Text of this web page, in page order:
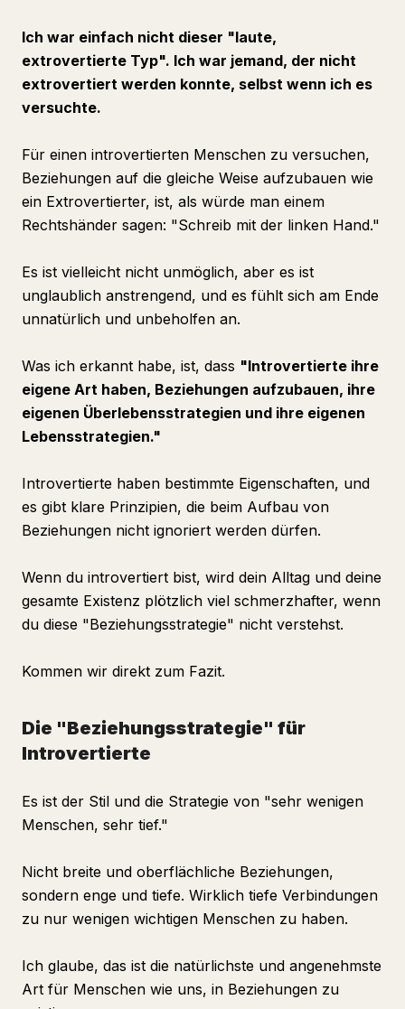
Ich war einfach nicht dieser "laute,
extrovertierte Typ". Ich war jemand, der nicht
extrovertiert werden konnte, selbst wenn ich es
versuchte.
Für einen introvertierten Menschen zu versuchen,
Beziehungen auf die gleiche Weise aufzubauen wie
ein Extrovertierter, ist, als würde man einem
Rechtshänder sagen: "Schreib mit der linken Hand."
Es ist vielleicht nicht unmöglich, aber es ist
unglaublich anstrengend, und es fühlt sich am Ende
unnatürlich und unbeholfen an.
Was ich erkannt habe, ist, dass "Introvertierte ihre
eigene Art haben, Beziehungen aufzubauen, ihre
eigenen Überlebensstrategien und ihre eigenen
Lebensstrategien."
Introvertierte haben bestimmte Eigenschaften, und
es gibt klare Prinzipien, die beim Aufbau von
Beziehungen nicht ignoriert werden dürfen.
Wenn du introvertiert bist, wird dein Alltag und deine
gesamte Existenz plötzlich viel schmerzhafter, wenn
du diese "Beziehungsstrategie" nicht verstehst.
Kommen wir direkt zum Fazit.
Die "Beziehungsstrategie" für
Introvertierte
Es ist der Stil und die Strategie von "sehr wenigen
Menschen, sehr tief."
Nicht breite und oberflächliche Beziehungen,
sondern enge und tiefe. Wirklich tiefe Verbindungen
zu nur wenigen wichtigen Menschen zu haben.
Ich glaube, das ist die natürlichste und angenehmste
Art für Menschen wie uns, in Beziehungen zu